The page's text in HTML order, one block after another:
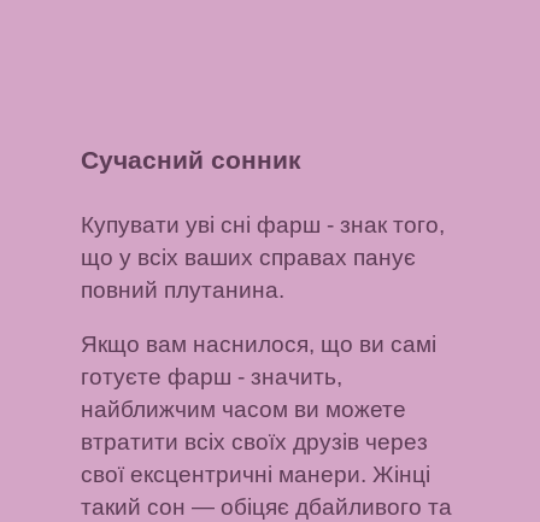
Сучасний сонник
Купувати уві сні фарш - знак того,
що у всіх ваших справах панує
повний плутанина.
Якщо вам наснилося, що ви самі
готуєте фарш - значить,
найближчим часом ви можете
втратити всіх своїх друзів через
свої ексцентричні манери.Жінці
такий сон — обіцяє дбайливого та